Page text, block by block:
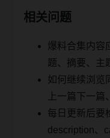
相关问题
爆料合集内容
题、摘要、主
如何继续浏览
上一篇下一篇
每日更新后要
description、